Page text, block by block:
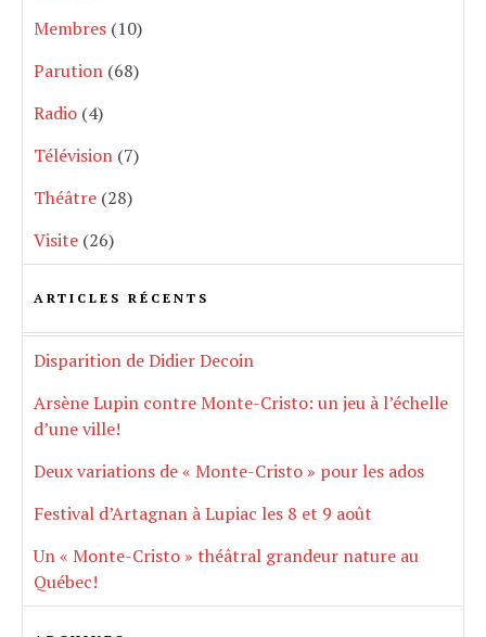
Membres (10)
Parution (68)
Radio (4)
Télévision (7)
Théâtre (28)
Visite (26)
ARTICLES RÉCENTS
Disparition de Didier Decoin
Arsène Lupin contre Monte-Cristo: un jeu à l’échelle
d’une ville!
Deux variations de « Monte-Cristo » pour les ados
Festival d’Artagnan à Lupiac les 8 et 9 août
Un « Monte-Cristo » théâtral grandeur nature au
Québec!